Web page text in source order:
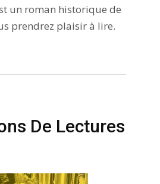
un roman historique de
prendrez plaisir à lire.
De Lectures